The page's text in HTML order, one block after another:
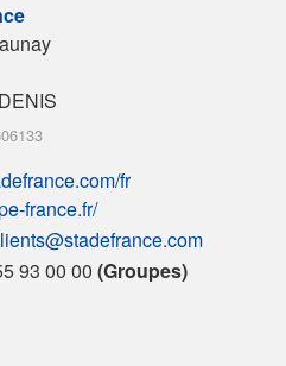
fr
france.fr/
93 00 00 (Groupes)